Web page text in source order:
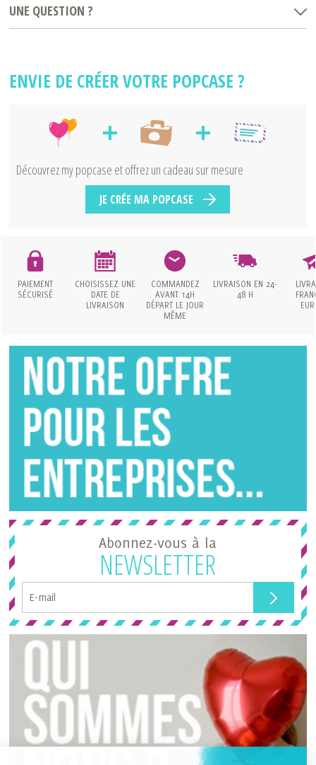
UNE QUESTION ?
ENVIE DE CRÉER VOTRE POPCASE ?
Découvrez my popcase et offrez un cadeau sur mesure
JE CRÉE MA POPCASE
PAIEMENT
SÉCURISÉ
CHOISISSEZ UNE
DATE DE
LIVRAISON
COMMANDEZ
AVANT 14H
DÉPART LE JOUR
MÊME
LIVRAISON EN 24-
48 H
Abonnez-vous à la
NEWSLETTER